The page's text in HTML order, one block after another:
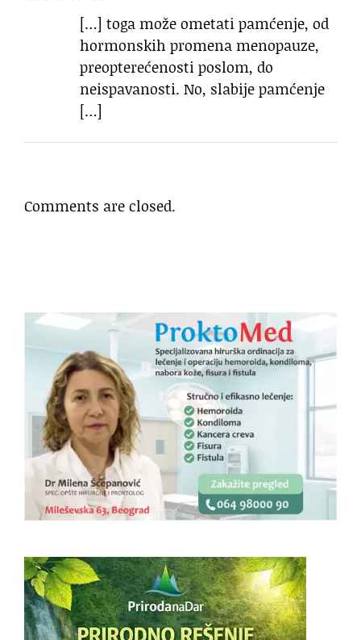
[…] toga može ometati pamćenje, od
hormonskih promena menopauze,
preopterećenosti poslom, do
neispavanosti. No, slabije pamćenje
[…]
Comments are closed.